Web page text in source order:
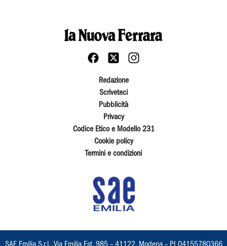
Redazione
Scriveteci
Pubblicità
Privacy
Codice Etico e Modello 231
Cookie policy
Termini e condizioni
SAE Emilia S.r.l., Via Emilia Est, 985 – 41122, Modena – PI 04155780366